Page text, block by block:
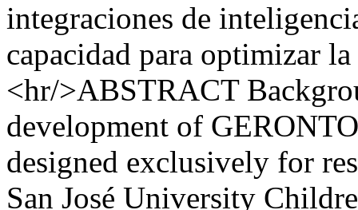
integraciones de
capacidad para optimizar
<hr/>ABSTRACT
development of
designed exclusively for
San José University